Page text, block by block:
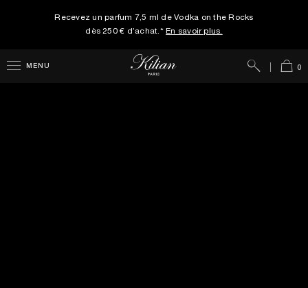
Recevez un parfum 7,5 ml de Vodka on the Rocks
dès 250 € d’achat.* En savoir plus.
MENU 0
Rechercher